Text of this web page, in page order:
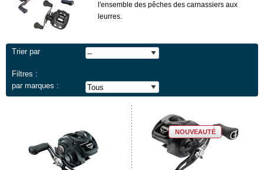
l'ensemble des pêches des carnassiers aux
leurres.
Trier par
Filtres :
par marques :
NOUVEAUTÉ